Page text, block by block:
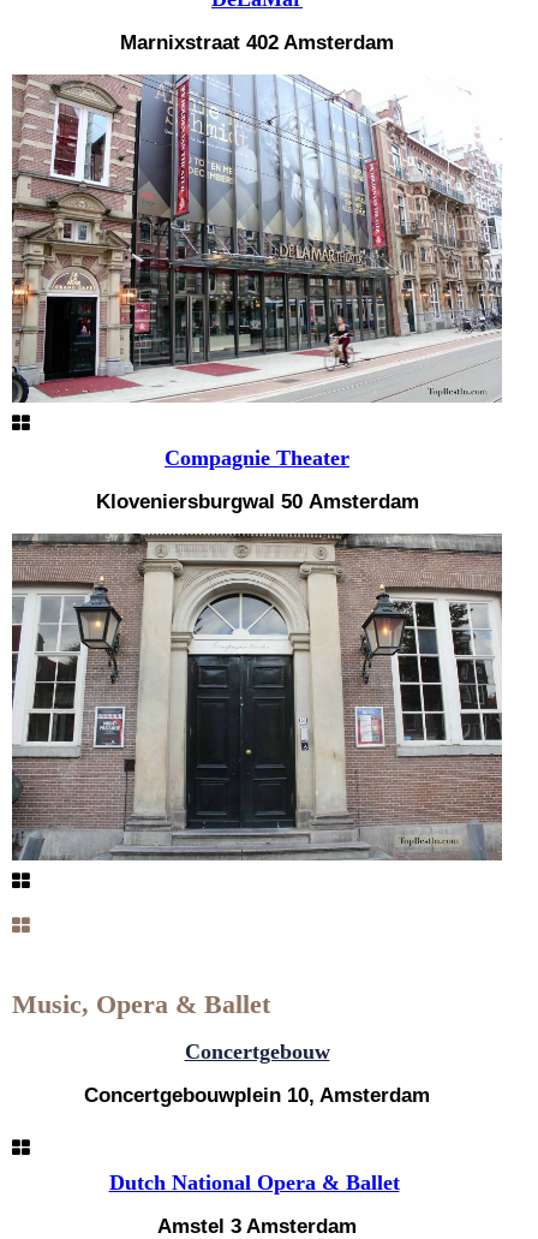
Marnixstraat 402 Amsterdam
Compagnie Theater
Kloveniersburgwal 50 Amsterdam
Music, Opera & Ballet
Concertgebouw
Concertgebouwplein 10, Amsterdam
Dutch National Opera & Ballet
Amstel 3 Amsterdam